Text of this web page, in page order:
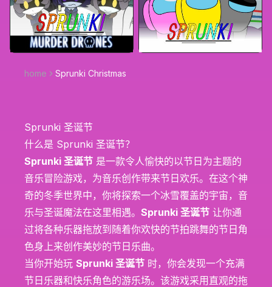
home Sprunki Christmas
Sprunki 圣诞节
什么是 Sprunki 圣诞节？
Sprunki 圣诞节 是一款令人愉快的以节日为主题的
音乐冒险游戏，为音乐创作带来节日欢乐。在这个神
奇的冬季世界中，你将探索一个冰雪覆盖的宇宙，音
乐与圣诞魔法在这里相遇。 Sprunki 圣诞节 让你通
过将各种乐器拖放到随着你欢快的节拍跳舞的节日角
色身上来创作美妙的节日乐曲。
当你开始玩 Sprunki 圣诞节 时，你会发现一个充满
节日乐器和快乐角色的游乐场。该游戏采用直观的拖